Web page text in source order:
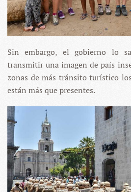
Sin embargo, el gobierno lo
transmitir una imagen de país
zonas de más tránsito turístico
están más que presentes.